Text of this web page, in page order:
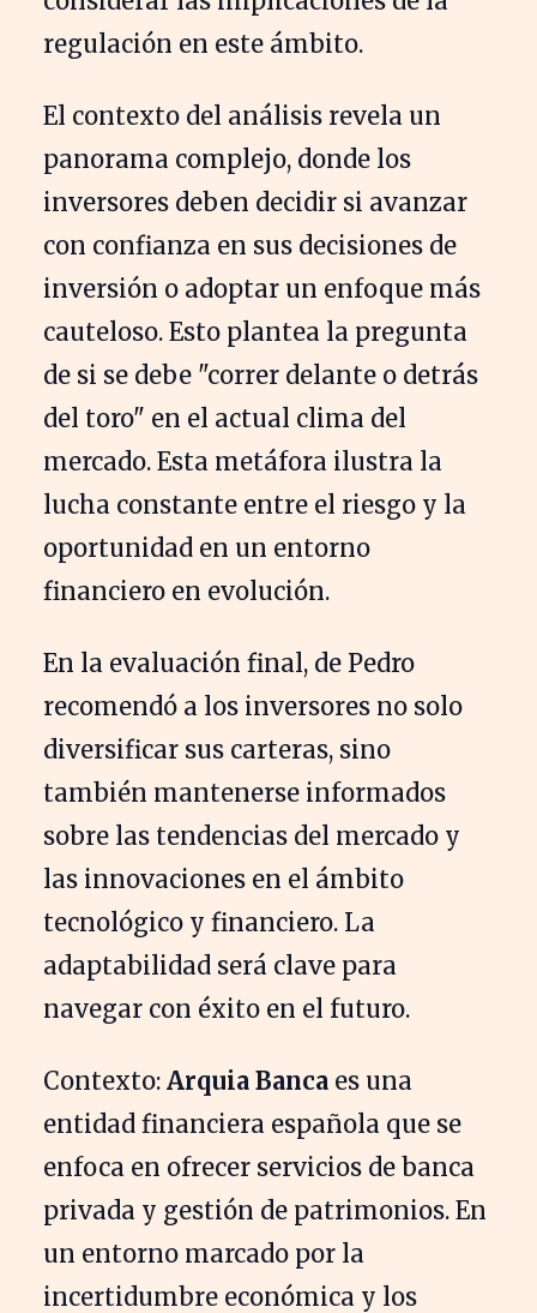
regulación en este ámbito.
El contexto del análisis revela un
panorama complejo, donde los
inversores deben decidir si avanzar
con confianza en sus decisiones de
inversión o adoptar un enfoque más
cauteloso. Esto plantea la pregunta
de si se debe "correr delante o detrás
del toro" en el actual clima del
mercado. Esta metáfora ilustra la
lucha constante entre el riesgo y la
oportunidad en un entorno
financiero en evolución.
En la evaluación final, de Pedro
recomendó a los inversores no solo
diversificar sus carteras, sino
también mantenerse informados
sobre las tendencias del mercado y
las innovaciones en el ámbito
tecnológico y financiero. La
adaptabilidad será clave para
navegar con éxito en el futuro.
Contexto: Arquia Banca es una
entidad financiera española que se
enfoca en ofrecer servicios de banca
privada y gestión de patrimonios. En
un entorno marcado por la
incertidumbre económica y los